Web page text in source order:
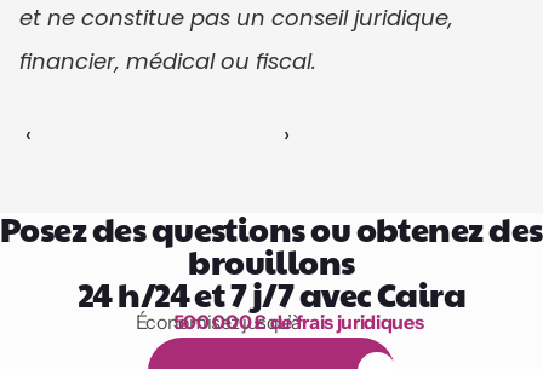
et ne constitue pas un conseil juridique,
financier, médical ou fiscal.
‹ ›
Posez des questions ou obtenez des
brouillons
24 h/24 et 7 j/7 avec Caira
1 000 heures de lecture
Économisez jusqu’à
500 000 £ de frais juridiques